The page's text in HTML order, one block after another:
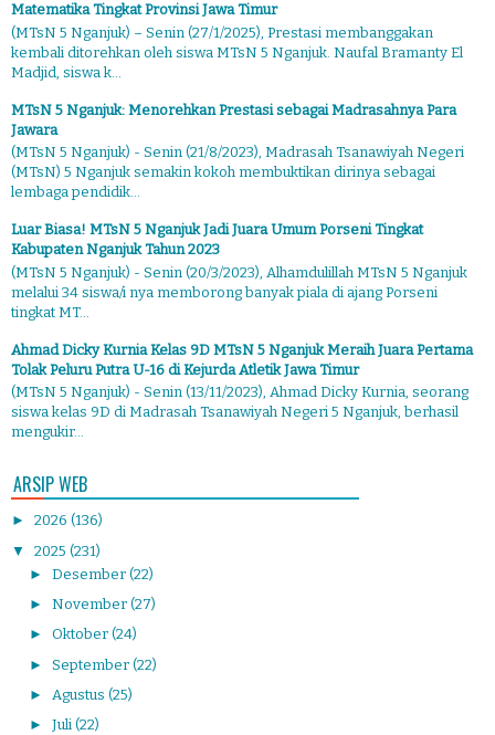
Matematika Tingkat Provinsi Jawa Timur
(MTsN 5 Nganjuk) – Senin (27/1/2025), Prestasi membanggakan
kembali ditorehkan oleh siswa MTsN 5 Nganjuk. Naufal Bramanty El
Madjid, siswa k...
MTsN 5 Nganjuk: Menorehkan Prestasi sebagai Madrasahnya Para
Jawara
(MTsN 5 Nganjuk) - Senin (21/8/2023), Madrasah Tsanawiyah Negeri
(MTsN) 5 Nganjuk semakin kokoh membuktikan dirinya sebagai
lembaga pendidik...
Luar Biasa! MTsN 5 Nganjuk Jadi Juara Umum Porseni Tingkat
Kabupaten Nganjuk Tahun 2023
(MTsN 5 Nganjuk) - Senin (20/3/2023), Alhamdulillah MTsN 5 Nganjuk
melalui 34 siswa/i nya memborong banyak piala di ajang Porseni
tingkat MT...
Ahmad Dicky Kurnia Kelas 9D MTsN 5 Nganjuk Meraih Juara Pertama
Tolak Peluru Putra U-16 di Kejurda Atletik Jawa Timur
(MTsN 5 Nganjuk) - Senin (13/11/2023), Ahmad Dicky Kurnia, seorang
siswa kelas 9D di Madrasah Tsanawiyah Negeri 5 Nganjuk, berhasil
mengukir...
ARSIP WEB
► 2026 (136)
▼ 2025 (231)
► Desember (22)
► November (27)
► Oktober (24)
► September (22)
► Agustus (25)
► Juli (22)